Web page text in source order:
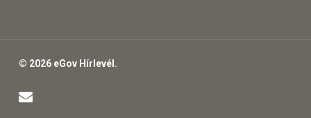
© 2026 eGov Hírlevél.
email